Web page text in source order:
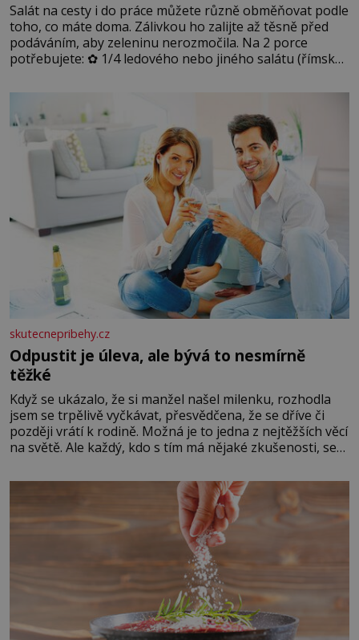
Salát na cesty i do práce můžete různě obměňovat podle
toho, co máte doma. Zálivkou ho zalijte až těsně před
podáváním, aby zeleninu nerozmočila. Na 2 porce
potřebujete: ✿ 1/4 ledového nebo jiného salátu (římský
okurky ✿ 2 rajčata Zálivka: ✿ 4 lžíce olivového oleje ✿ 1
lžíci citronové šťávy ✿ ½ stroužku
skutecnepribehy.cz
Odpustit je úleva, ale bývá to nesmírně
těžké
Když se ukázalo, že si manžel našel milenku, rozhodla
jsem se trpělivě vyčkávat, přesvědčena, že se dříve či
později vrátí k rodině. Možná je to jedna z nejtěžších věcí
na světě. Ale každý, kdo s tím má nějaké zkušenosti, se
Když se ke mně doneslo, že si manžel pořídil milenku,